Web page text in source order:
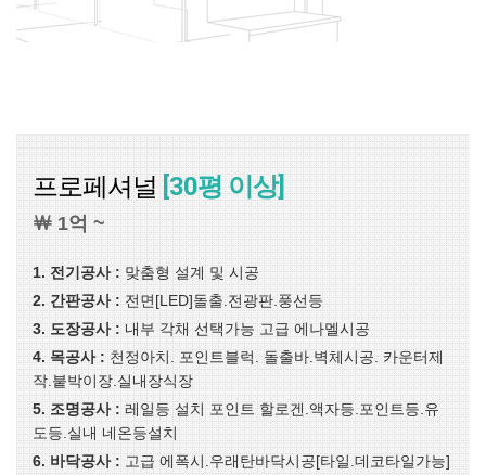
프로페셔널 [30평 이상]
￦ 1억 ~
1. 전기공사 : 맞춤형 설계 및 시공
2. 간판공사 : 전면[LED]돌출.전광판.풍선등
3. 도장공사 : 내부 각채 선택가능 고급 에나멜시공
4. 목공사 : 천정아치. 포인트블럭. 돌출바.벽체시공. 카운터제
작.붙박이장.실내장식장
5. 조명공사 : 레일등 설치 포인트 할로겐.액자등.포인트등.유
도등.실내 네온등설치
6. 바닥공사 : 고급 에폭시.우래탄바닥시공[타일.데코타일가능]